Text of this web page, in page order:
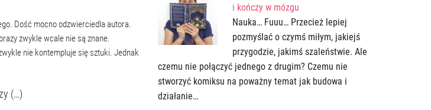
Dość mocno odzwierciedla autora.
zwykle wcale nie są znane.
nie kontempluje się sztuki. Jednak
(…)
i kończy w mózgu
Nauka… Fuuu… Przecież lepiej
pozmyślać o czymś miłym, jakiejś
przygodzie, jakimś szaleństwie. Ale
czemu nie połączyć jednego z drugim? Czemu nie
stworzyć komiksu na poważny temat jak budowa i
działanie…